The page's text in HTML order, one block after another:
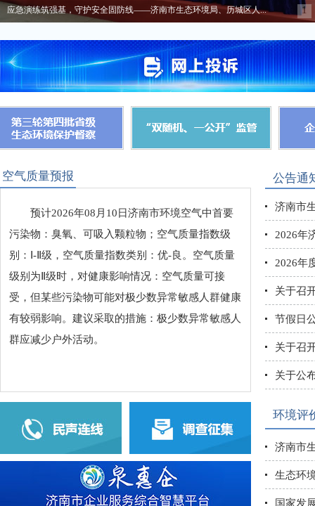
济南市生态环境局召开全市生态环境系统半年总结会议 1
空气质量预报
预计2026年08月10日济南市环境空气中首要
污染物：臭氧、可吸入颗粒物；空气质量指数级
别：Ⅰ-Ⅱ级，空气质量指数类别：优-良。空气质量
级别为Ⅱ级时，对健康影响情况：空气质量可接
受，但某些污染物可能对极少数异常敏感人群健康
有较弱影响。建议采取的措施：极少数异常敏感人
群应减少户外活动。
公告通
济南市
2026年
2026年
关于召
节假日
关于召
关于公
环境评
济南市
生态环
国家发